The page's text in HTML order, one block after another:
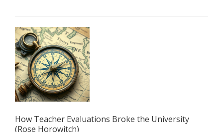
How Teacher Evaluations Broke the University
(Rose Horowitch)